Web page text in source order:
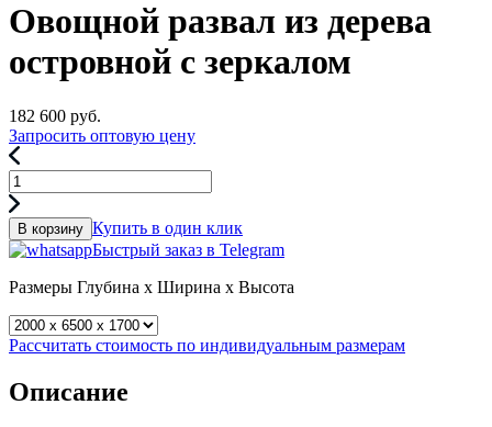
Овощной развал из дерева
островной с зеркалом
182 600 руб.
Запросить оптовую цену
В корзину Купить в один клик
Быстрый заказ в Telegram
Размеры Глубина x Ширина x Высота
Рассчитать стоимость по индивидуальным размерам
Описание